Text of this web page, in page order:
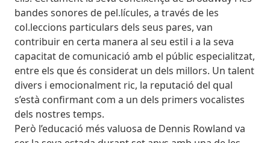
bandes sonores de pel.lícules, a través de les
col.leccions particulars dels seus pares, van
contribuir en certa manera al seu estil i a la seva
capacitat de comunicació amb el públic especialitzat,
entre els que és considerat un dels millors. Un talent
divers i emocionalment ric, la reputació del qual
s’està confirmant com a un dels primers vocalistes
dels nostres temps.
Però l’educació més valuosa de Dennis Rowland va